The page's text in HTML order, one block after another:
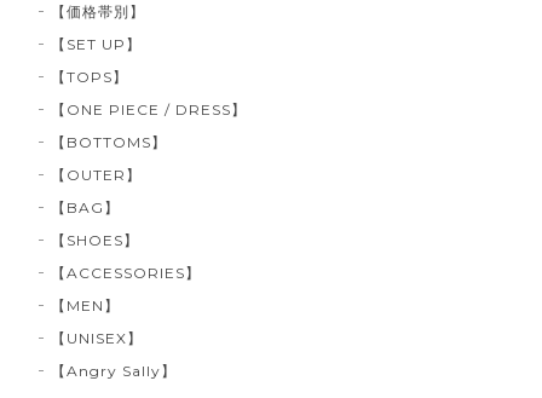
【価格帯別】
【SET UP】
【TOPS】
【ONE PIECE / DRESS】
【BOTTOMS】
【OUTER】
【BAG】
【SHOES】
【ACCESSORIES】
【MEN】
【UNISEX】
【Angry Sally】